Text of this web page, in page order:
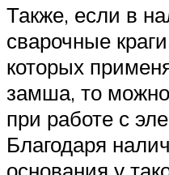
Также, если в
сварочные
которых
замша, то
при работе с
Благодаря
основания у